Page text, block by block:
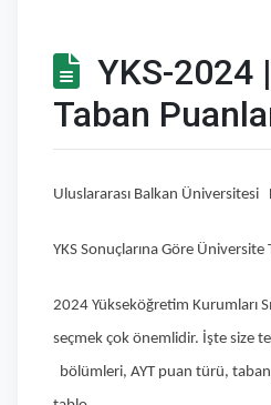
YKS-2024
Taban
Uluslararası Balkan Üniversitesi
YKS Sonuçlarına Göre
2024 Yükseköğretim Kurumları
seçmek çok önemlidir. İşte size
bölümleri, AYT puan türü, taban